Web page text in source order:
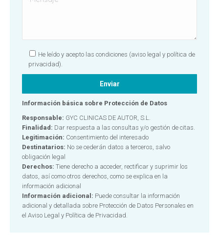
He leído y acepto las condiciones (aviso legal y política de
privacidad).
Información básica sobre Protección de Datos
Responsable: GYC CLINICAS DE AUTOR, S.L.
Finalidad: Dar respuesta a las consultas y/o gestión de citas.
Legitimación: Consentimiento del interesado
Destinatarios: No se cederán datos a terceros, salvo
obligación legal
Derechos: Tiene derecho a acceder, rectificar y suprimir los
datos, así como otros derechos, como se explica en la
información adicional
Información adicional: Puede consultar la información
adicional y detallada sobre Protección de Datos Personales en
el Aviso Legal y Política de Privacidad.